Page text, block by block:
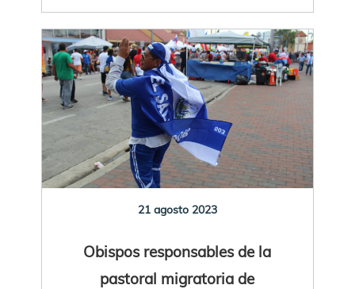
21 agosto 2023
Obispos responsables de la
pastoral migratoria de